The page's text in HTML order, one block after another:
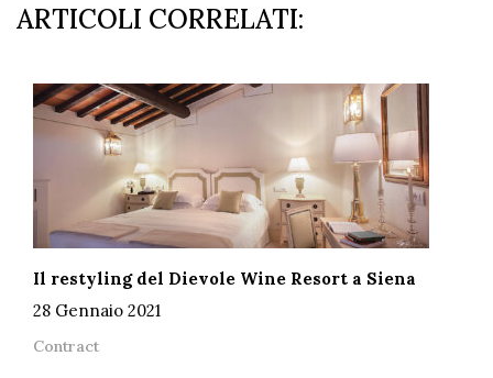
ARTICOLI CORRELATI:
Il restyling del Dievole Wine Resort a Siena
28 Gennaio 2021
Contract